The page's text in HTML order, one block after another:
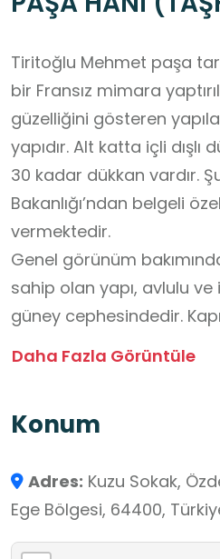
Tiritoğlu Mehmet paşa
bir Fransız mimara
güzelliğini gösteren
yapıdır. Alt katta içli
30 kadar dükkan vardır.
Bakanlığı’ndan belgeli
vermektedir.
Genel görünüm
sahip olan yapı, avlulu ve
güney cephesindedir.
yaprak motifi bulunan,
bulunmaktadır. Girişin iki
yalın başlıklarla
benzerleri, aynı hizada
yerleştirilmiştir. Bu
Daha Fazla Görüntüle
Konum
Adres: Kuzu Sokak,
Ege Bölgesi, 64400,